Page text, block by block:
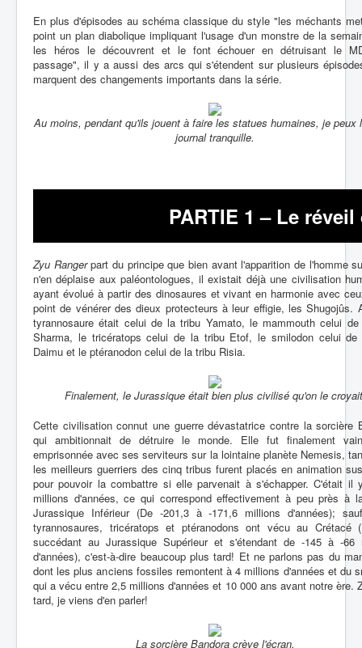
En plus d'épisodes au schéma classique du style "les méchants
point un plan diabolique impliquant l'usage d'un monstre de la
les héros le découvrent et le font échouer en détruisant le
passage", il y a aussi des arcs qui s'étendent sur plusieurs
marquent des changements importants dans la série.
Au moins, pendant qu'ils jouent à faire les statues humaines, je peux
journal tranquille.
PARTIE 1 – Le
Zyu Rangerpart du principe que bien avant l'apparition de l'homme
n'en déplaise aux paléontologues, il existait déjà une civilisation
ayant évolué à partir des dinosaures et vivant en harmonie avec
point de vénérer des dieux protecteurs à leur effigie, les Shugojûs.
tyrannosaure était celui de la tribu Yamato, le mammouth celui
Sharma, le tricératops celui de la tribu Etof, le smilodon celui
Daimu et le ptéranodon celui de la tribu Risia.
Finalement, le Jurassique était bien plus civilisé qu'on le
Cette civilisation connut une guerre dévastatrice contre la sorcière
qui ambitionnait de détruire le monde. Elle fut finalement
emprisonnée avec ses serviteurs sur la lointaine planète Nemesis,
les meilleurs guerriers des cinq tribus furent placés en animation
pour pouvoir la combattre si elle parvenait à s'échapper. C'était il
millions d'années, ce qui correspond effectivement à peu près à
Jurassique Inférieur (De -201,3 à -171,6 millions d'années);
tyrannosaures, tricératops et ptéranodons ont vécu au Crétacé
succédant au Jurassique Supérieur et s'étendant de -145 à -66
d'années), c'est-à-dire beaucoup plus tard! Et ne parlons pas du
dont les plus anciens fossiles remontent à 4 millions d'années et du
qui a vécu entre 2,5 millions d'années et 10 000 ans avant notre ère.
tard, je viens d'en parler!
La sorcière Bandora crève l'écran.